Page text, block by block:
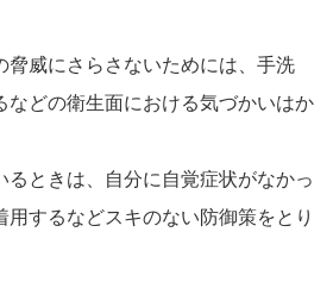
脅威にさらさないためには、手洗
などの衛生面における気づかいはか
るときは、自分に自覚症状がなかっ
用するなどスキのない防御策をとり